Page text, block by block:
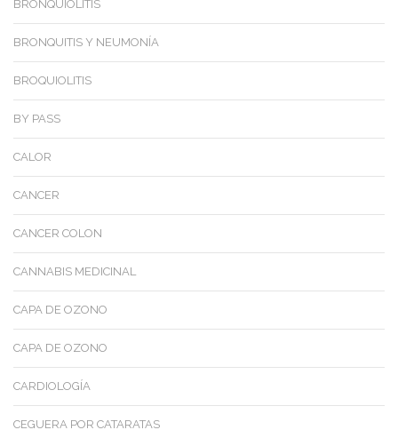
BRONQUIOLITIS
BRONQUITIS Y NEUMONÍA
BROQUIOLITIS
BY PASS
CALOR
CANCER
CANCER COLON
CANNABIS MEDICINAL
CAPA DE OZONO
CAPA DE OZONO
CARDIOLOGÍA
CEGUERA POR CATARATAS